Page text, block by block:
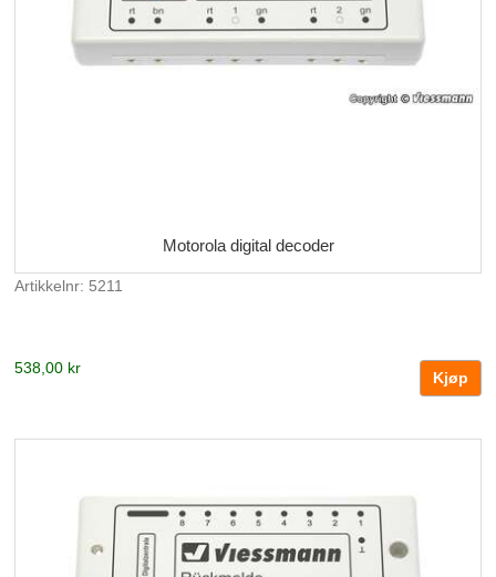
Motorola digital decoder
Artikkelnr: 5211
538,00 kr